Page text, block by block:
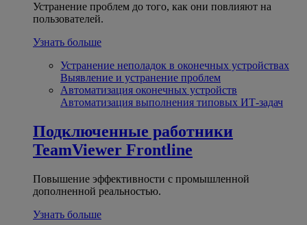
Устранение проблем до того, как они повлияют на
пользователей.
Узнать больше
Устранение неполадок в оконечных устройствах
Выявление и устранение проблем
Автоматизация оконечных устройств
Автоматизация выполнения типовых ИТ-задач
Подключенные работники
TeamViewer Frontline
Повышение эффективности с промышленной
дополненной реальностью.
Узнать больше